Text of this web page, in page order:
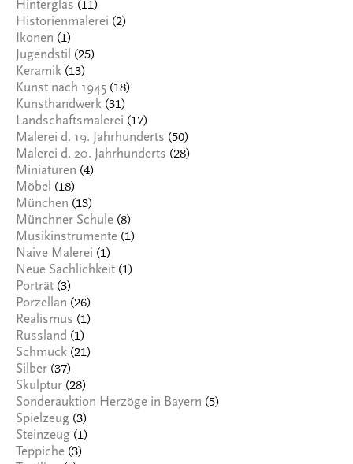
Hinterglas (11)
Historienmalerei (2)
Ikonen (1)
Jugendstil (25)
Keramik (13)
Kunst nach 1945 (18)
Kunsthandwerk (31)
Landschaftsmalerei (17)
Malerei d. 19. Jahrhunderts (50)
Malerei d. 20. Jahrhunderts (28)
Miniaturen (4)
Möbel (18)
München (13)
Münchner Schule (8)
Musikinstrumente (1)
Naive Malerei (1)
Neue Sachlichkeit (1)
Porträt (3)
Porzellan (26)
Realismus (1)
Russland (1)
Schmuck (21)
Silber (37)
Skulptur (28)
Sonderauktion Herzöge in Bayern (5)
Spielzeug (3)
Steinzeug (1)
Teppiche (3)